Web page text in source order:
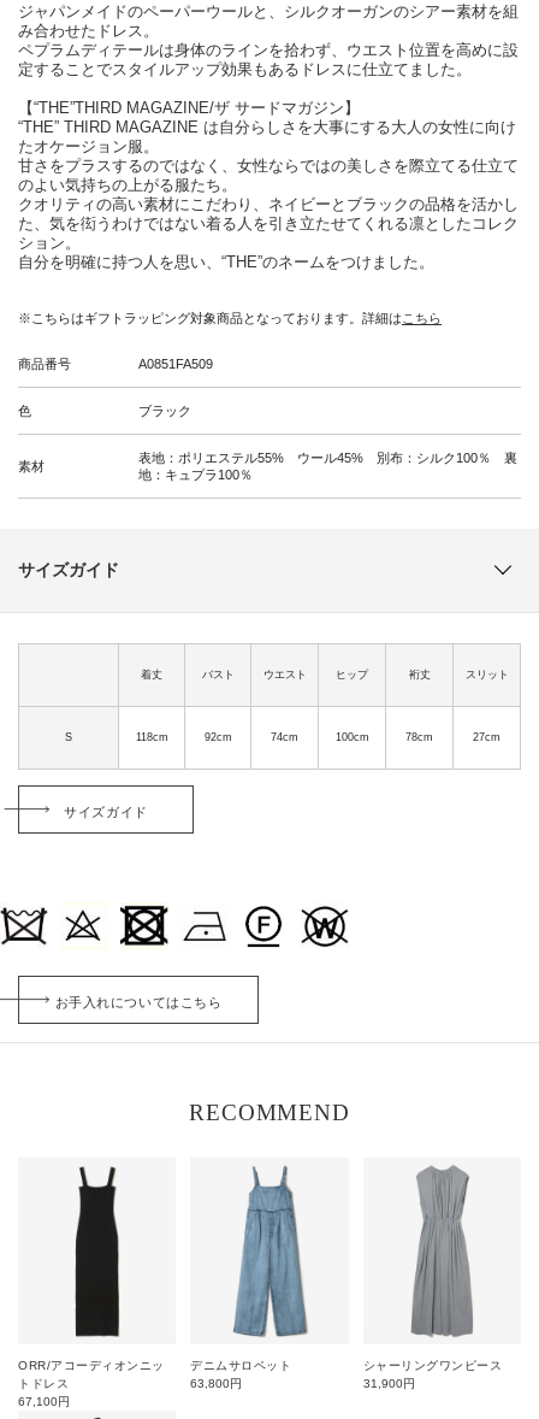
ジャパンメイドのペーパーウールと、シルクオーガンのシアー素材を組
み合わせたドレス。
ペプラムディテールは身体のラインを拾わず、ウエスト位置を高めに設
定することでスタイルアップ効果もあるドレスに仕立てました。
【“THE”THIRD MAGAZINE/ザ サードマガジン】
“THE” THIRD MAGAZINE は自分らしさを大事にする大人の女性に向け
たオケージョン服。
甘さをプラスするのではなく、女性ならではの美しさを際立てる仕立て
のよい気持ちの上がる服たち。
クオリティの高い素材にこだわり、ネイビーとブラックの品格を活かし
た、気を衒うわけではない着る人を引き立たせてくれる凛としたコレク
ション。
自分を明確に持つ人を思い、“THE”のネームをつけました。
※こちらはギフトラッピング対象商品となっております。詳細は こちら
商品番号 A0851FA509
色 ブラック
素材
表地：ポリエステル55% ウール45% 別布：シルク100％ 裏
地：キュプラ100％
サイズガイド
着丈 バスト ウエスト ヒップ 裄丈 スリット
S 118cm 92cm 74cm 100cm 78cm 27cm
サイズガイド
お手入れについてはこちら
RECOMMEND
ORR/アコーディオンニッ
トドレス
67,100円
デニムサロペット
63,800円
シャーリングワンピース
31,900円